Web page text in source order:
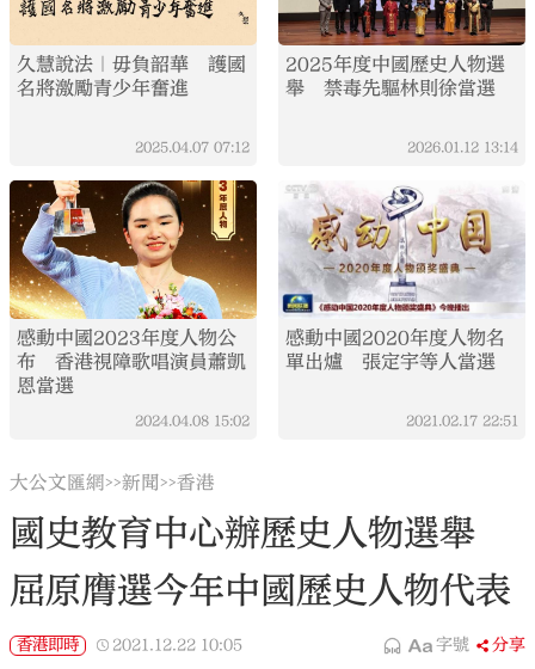
久慧說法｜毋負韶華 護國
名將激勵青少年奮進
2025.04.07 07:12
2025年度中國歷史人物選
舉 禁毒先驅林則徐當選
2026.01.12 13:14
感動中國2023年度人物公
布 香港視障歌唱演員蕭凱
恩當選
2024.04.08 15:02
感動中國2020年度人物名
單出爐 張定宇等人當選
2021.02.17 22:51
大公文匯網>>新聞>>香港
國史教育中心辦歷史人物選舉
屈原膺選今年中國歷史人物代表
香港即時 2021.12.22 10:05 字號 分享